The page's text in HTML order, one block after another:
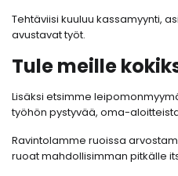
Tehtäviisi kuuluu kassamyynti,
avustavat työt.
Tule meille
Lisäksi etsimme
työhön pystyvää, oma-
Ravintolamme ruoissa
ruoat mahdollisimman pitkälle